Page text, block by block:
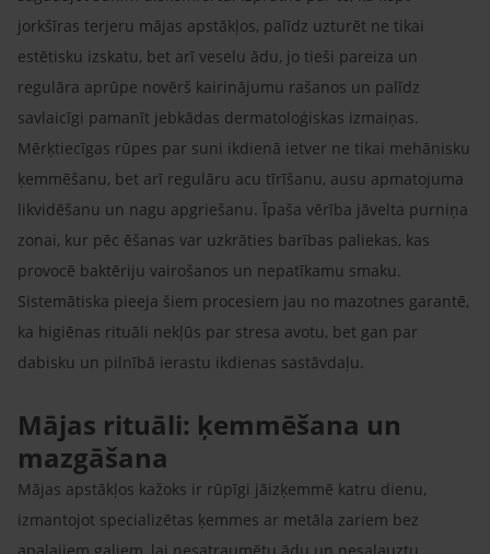
jorkšīras terjeru mājas apstākļos, palīdz uzturēt ne tikai
estētisku izskatu, bet arī veselu ādu, jo tieši pareiza un
regulāra aprūpe novērš kairinājumu rašanos un palīdz
savlaicīgi pamanīt jebkādas dermatoloģiskas izmaiņas.
Mērķtiecīgas rūpes par suni ikdienā ietver ne tikai mehānisku
ķemmēšanu, bet arī regulāru acu tīrīšanu, ausu apmatojuma
likvidēšanu un nagu apgriešanu. Īpaša vērība jāvelta purniņa
zonai, kur pēc ēšanas var uzkrāties barības paliekas, kas
provocē baktēriju vairošanos un nepatīkamu smaku.
Sistemātiska pieeja šiem procesiem jau no mazotnes garantē,
ka higiēnas rituāli nekļūs par stresa avotu, bet gan par
dabisku un pilnībā ierastu ikdienas sastāvdaļu.
Mājas rituāli: ķemmēšana un
mazgāšana
Mājas apstākļos kažoks ir rūpīgi jāizķemmē katru dienu,
izmantojot specializētas ķemmes ar metāla zariem bez